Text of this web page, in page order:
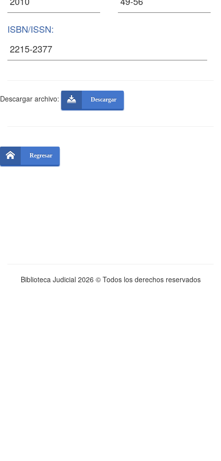
ISBN/ISSN:
Descargar archivo: Descargar
Regresar
Biblioteca Judicial 2026 © Todos los derechos reservados